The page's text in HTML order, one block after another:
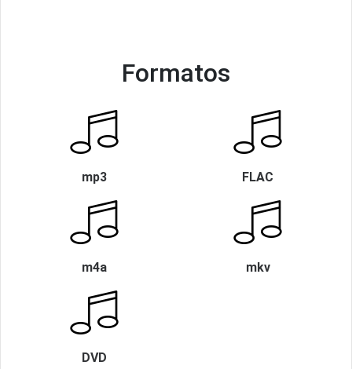
Formatos
mp3 FLAC
m4a mkv
DVD